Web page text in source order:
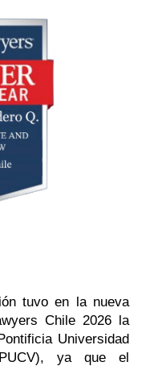
tuvo en la nueva
Chile 2026 la
Universidad
ya que el